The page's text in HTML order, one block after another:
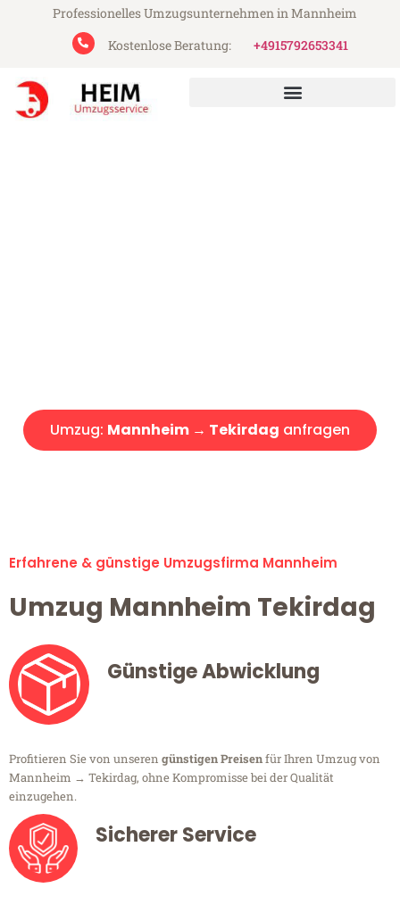
Professionelles Umzugsunternehmen in Mannheim
Kostenlose Beratung:
+4915792653341
Umzug: Mannheim → Tekirdag anfragen
Erfahrene & günstige Umzugsfirma Mannheim
Umzug Mannheim Tekirdag
Günstige Abwicklung
Profitieren Sie von unseren günstigen Preisenfür Ihren Umzug von
Mannheim → Tekirdag, ohne Kompromisse bei der Qualität
einzugehen.
Sicherer Service